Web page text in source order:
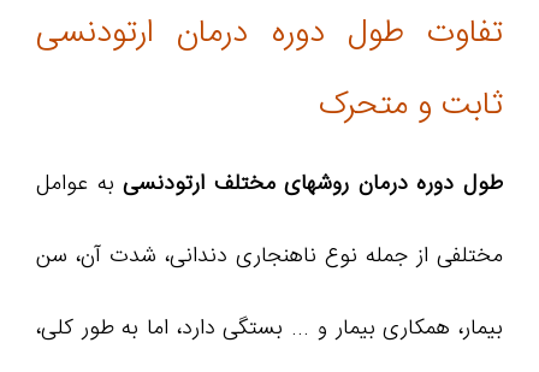
تفاوت طول دوره درمان ارتودنسی
ثابت و متحرک
طول دوره درمان روشهای مختلف ارتودنسیبه عوامل
مختلفی از جمله نوع ناهنجاری دندانی، شدت آن، سن
بیمار، همکاری بیمار و ... بستگی دارد، اما به طور کلی،